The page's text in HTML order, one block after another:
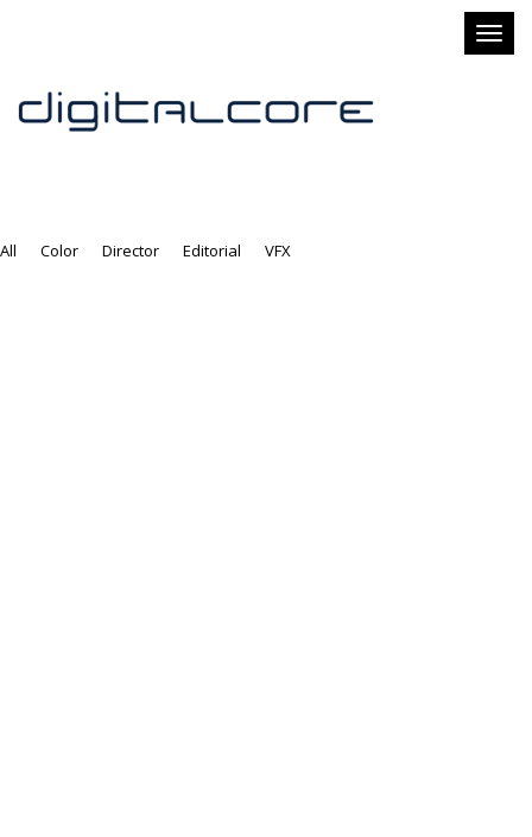
Toggle
All Color Director Editorial VFX